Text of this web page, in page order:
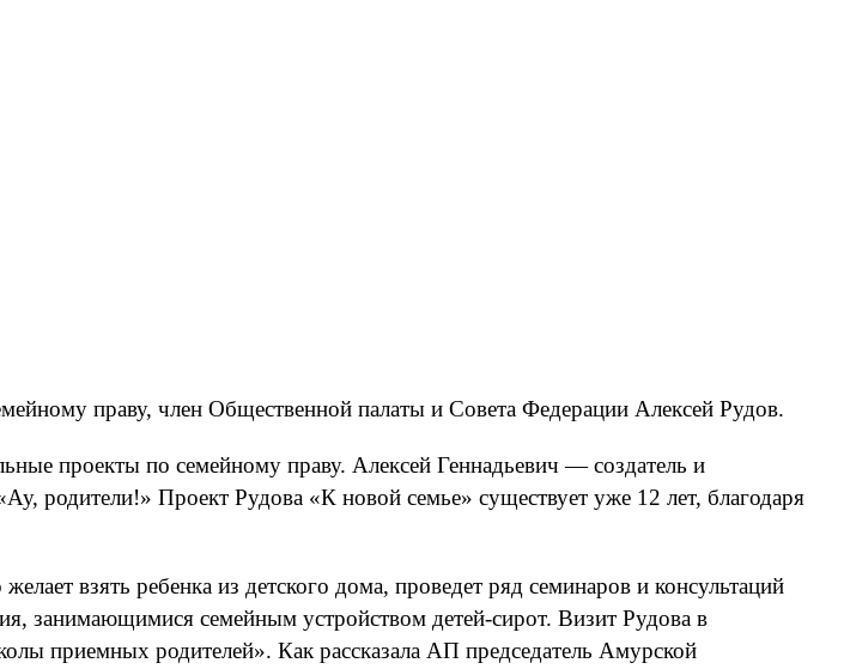
праву, член Общественной палаты и Совета Федерации Алексей Рудов.
проекты по семейному праву. Алексей Геннадьевич — создатель и
родители!» Проект Рудова «К новой семье» существует уже 12 лет, благодаря
взять ребенка из детского дома, проведет ряд семинаров и консультаций
занимающимися семейным устройством детей-сирот. Визит Рудова в
приемных родителей». Как рассказала АП председатель Амурской